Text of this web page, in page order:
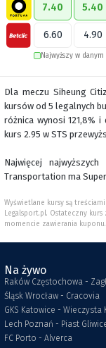
7.40 5.40
6.60 4.90
Najwyższy w
Dla meczu Siheung
kursów od 5 legalnych
różnica wynosi 121,8%
kurs 2.95 w STS
Najwięcej
Transportation ma
Wyświetlane kursy są
Legalsport.pl. Ostateczny
momencie zawierania kuponu.
Na żywo
Raków Częstochowa -
Śląsk Wrocław - Cracovia
GKS Katowice - Wieczysta
Lech Poznań - Piast
FC Porto - Alverca